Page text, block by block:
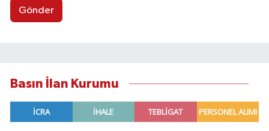
Gönder
Basın İlan Kurumu